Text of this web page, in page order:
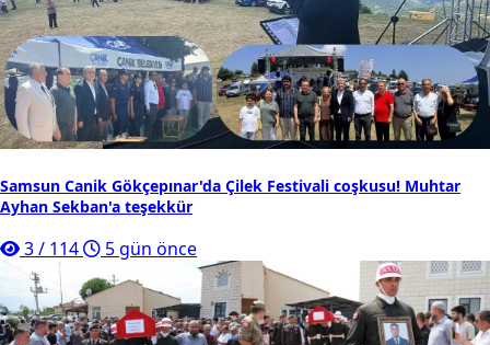
Samsun Canik Gökçepınar'da Çilek Festivali coşkusu! Muhtar
Ayhan Sekban'a teşekkür
3/ 114 5 gün önce